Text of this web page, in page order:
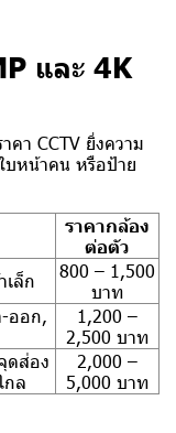
และ 4K
า CCTV ยิ่งความ
บหน้าคน หรือป้าย
ราคากล้อง
ต่อตัว
เล็ก
800 – 1,500
บาท
-ออก,
1,200 –
2,500 บาท
ดส่อง
กล
2,000 –
5,000 บาท